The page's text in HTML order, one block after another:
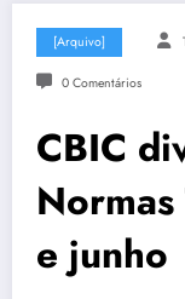
[Arquivo]
0 Comentários
CBIC
e junho